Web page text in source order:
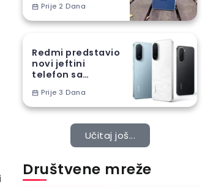
serije
Prije 2 Dana
Redmi predstavio
novi jeftini
telefon sa
baterijom
Prije 3 Dana
Učitaj još...
Društvene mreže